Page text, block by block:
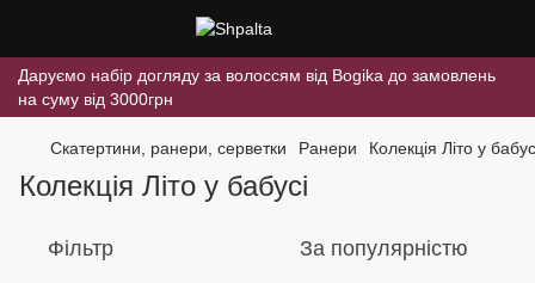
Даруємо набір догляду за волоссям від Bogika до замовлень
на суму від 3000грн
Скатертини, ранери, серветки Ранери Колекція Літо у
Колекція Літо у бабусі
Фільтр За популярністю